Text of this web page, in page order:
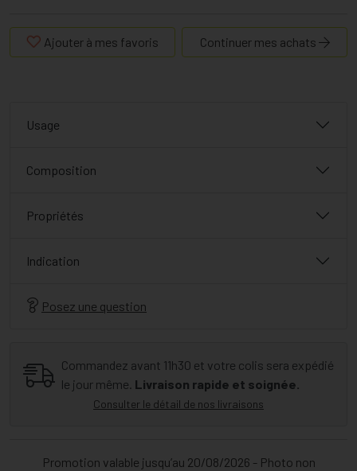
Ajouter à mes favoris Continuer mes achats
Usage
Composition
Propriétés
Indication
Posez une question
Commandez avant 11h30 et votre colis sera expédié
le jour même. Livraison rapide et soignée.
Consulter le détail de nos livraisons
Promotion valable jusqu’au 20/08/2026 - Photo non